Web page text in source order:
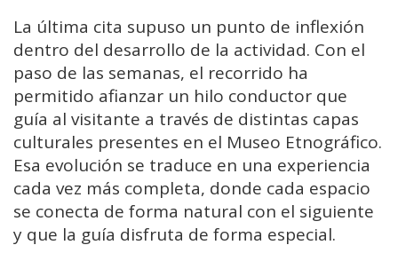
La última cita supuso un punto de inflexión
dentro del desarrollo de la actividad. Con el
paso de las semanas, el recorrido ha
permitido afianzar un hilo conductor que
guía al visitante a través de distintas capas
culturales presentes en el Museo Etnográfico.
Esa evolución se traduce en una experiencia
cada vez más completa, donde cada espacio
se conecta de forma natural con el siguiente
y que la guía disfruta de forma especial.